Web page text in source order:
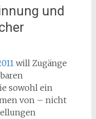
und
will Zugänge
sowohl ein
von – nicht